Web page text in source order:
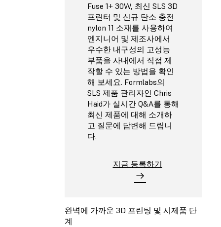
Fuse 1+ 30W, 최신 SLS 3D
프린터 및 신규 탄소 충전
nylon 11 소재를 사용하여
엔지니어 및 제조사에서
우수한 내구성의 고성능
부품을 사내에서 직접 제
작할 수 있는 방법을 확인
해 보세요. Formlabs의
SLS 제품 관리자인 Chris
Haid가 실시간 Q&A를 통해
최신 제품에 대해 소개하
고 질문에 답변해 드립니
다.
지금 등록하기
완벽에 가까운 3D 프린팅 및 시제품 단
계